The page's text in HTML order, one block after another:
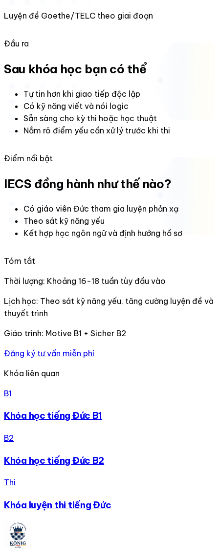
Luyện đề Goethe/TELC theo giai đoạn
Đầu ra
Sau khóa học bạn có thể
Tự tin hơn khi giao tiếp độc lập
Có kỹ năng viết và nói logic
Sẵn sàng cho kỳ thi hoặc học thuật
Nắm rõ điểm yếu cần xử lý trước khi thi
Điểm nổi bật
IECS đồng hành như thế nào?
Có giáo viên Đức tham gia luyện phản xạ
Theo sát kỹ năng yếu
Kết hợp học ngôn ngữ và định hướng hồ sơ
Tóm tắt
Thời lượng: Khoảng 16-18 tuần tùy đầu vào
Lịch học: Theo sát kỹ năng yếu, tăng cường luyện đề và
thuyết trình
Giáo trình: Motive B1 + Sicher B2
Đăng ký tư vấn miễn phí
Khóa liên quan
B1
Khóa học tiếng Đức B1
B2
Khóa học tiếng Đức B2
Thi
Khóa luyện thi tiếng Đức